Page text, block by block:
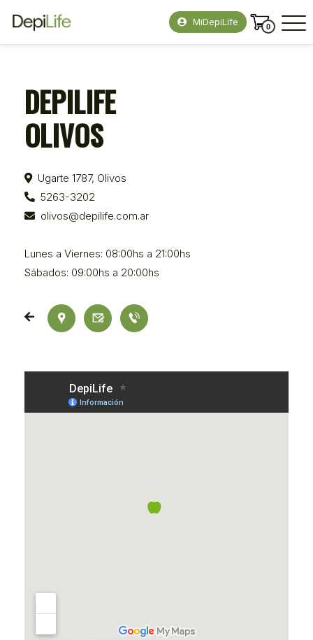
MiDepiLife 0
DEPILIFE
OLIVOS
Ugarte 1787, Olivos
5263-3202
olivos@depilife.com.ar
Lunes a Viernes: 08:00hs a 21:00hs
Sábados: 09:00hs a 20:00hs